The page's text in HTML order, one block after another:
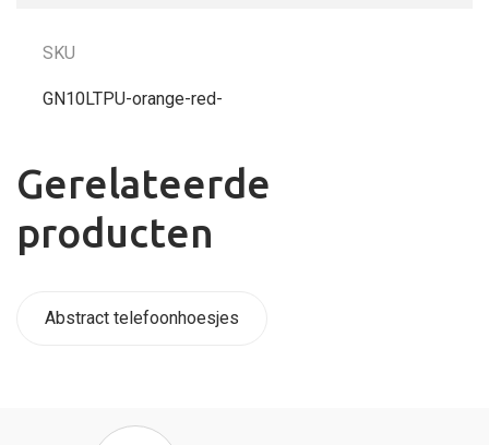
SKU
GN10LTPU-orange-red-
Gerelateerde
producten
Abstract telefoonhoesjes